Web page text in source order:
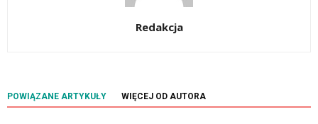
Redakcja
POWIĄZANE ARTYKUŁY WIĘCEJ OD AUTORA